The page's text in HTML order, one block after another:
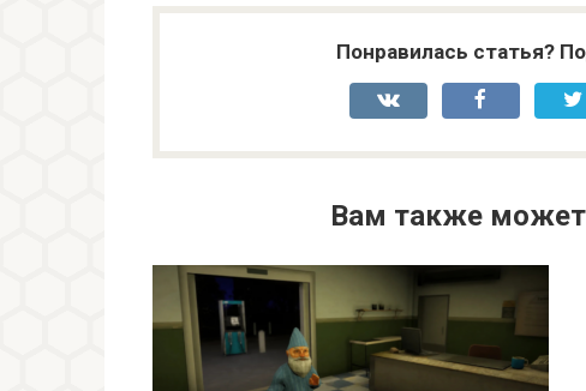
Понравилась статья?
Вам также может